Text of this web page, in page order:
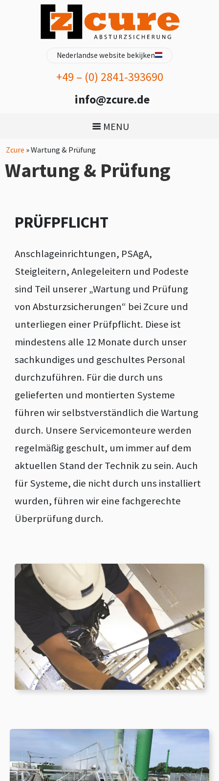
Nederlandse website bekijken
+49 – (0) 2841-393690
info@zcure.de
MENU
Zcure »Wartung & Prüfung
Wartung & Prüfung
PRÜFPFLICHT
Anschlageinrichtungen, PSAgA,
Steigleitern, Anlegeleitern und Podeste
sind Teil unserer „Wartung und Prüfung
von Absturzsicherungen“ bei Zcure und
unterliegen einer Prüfpflicht. Diese ist
mindestens alle 12 Monate durch unser
sachkundiges und geschultes Personal
durchzuführen. Für die durch uns
gelieferten und montierten Systeme
führen wir selbstverständlich die Wartung
durch. Unsere Servicemonteure werden
regelmäßig geschult, um immer auf dem
aktuellen Stand der Technik zu sein. Auch
für Systeme, die nicht durch uns installiert
wurden, führen wir eine fachgerechte
Überprüfung durch.